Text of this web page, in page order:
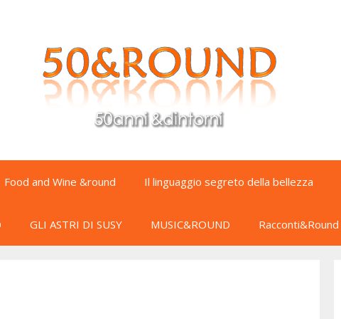
Food and Wine &round Il linguaggio segreto della bellezza
GLI ASTRI DI SUSY MUSIC&ROUND Racconti&Round